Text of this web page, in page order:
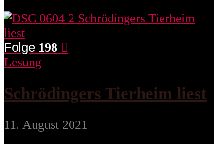
Folge 198
Lesung
Schrödingers Tierheim liest
11. August 2021